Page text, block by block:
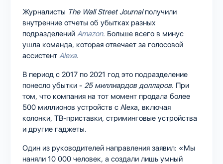
Журналисты The Wall Street Journalполучили
внутренние отчеты об убытках разных
подразделений Amazon. Больше всего в минус
ушла команда, которая отвечает за голосовой
ассистент Alexa.
В период с 2017 по 2021 год это подразделение
понесло убытки - 25 миллиардов долларов. При
том, что компания на тот момент продала более
500 миллионов устройств с Alexa, включая
колонки, ТВ-приставки, стриминговые устройства
и другие гаджеты.
Один из руководителей направления заявил: «Мы
наняли 10 000 человек, а создали лишь умный